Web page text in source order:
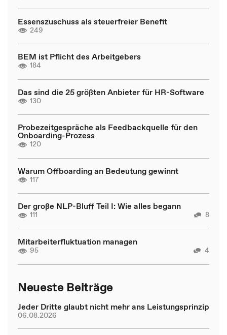
Essenszuschuss als steuerfreier Benefit
249
BEM ist Pflicht des Arbeitgebers
184
Das sind die 25 größten Anbieter für HR-Software
130
Probezeitgespräche als Feedbackquelle für den
Onboarding-Prozess
120
Warum Offboarding an Bedeutung gewinnt
117
Der große NLP-Bluff Teil I: Wie alles begann
111 8
Mitarbeiterfluktuation managen
95 4
Neueste Beiträge
Jeder Dritte glaubt nicht mehr ans Leistungsprinzip
06.08.2026